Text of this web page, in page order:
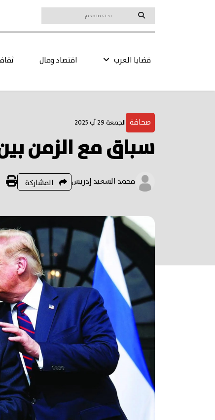
قضايا العرب اقتصاد ومال
صحافة الجمعة 29 آب 2025
سباق مع الزمن
محمد السعيد إدريس المشاركة